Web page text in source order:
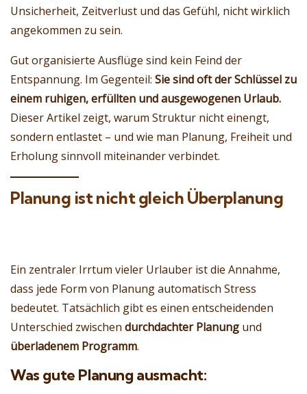
Unsicherheit, Zeitverlust und das Gefühl, nicht wirklich
angekommen zu sein.
Gut organisierte Ausflüge sind kein Feind der
Entspannung. Im Gegenteil: Sie sind oft der Schlüssel zu
einem ruhigen, erfüllten und ausgewogenen Urlaub.
Dieser Artikel zeigt, warum Struktur nicht einengt,
sondern entlastet – und wie man Planung, Freiheit und
Erholung sinnvoll miteinander verbindet.
Planung ist nicht gleich Überplanung
Ein zentraler Irrtum vieler Urlauber ist die Annahme,
dass jede Form von Planung automatisch Stress
bedeutet. Tatsächlich gibt es einen entscheidenden
Unterschied zwischen durchdachter Planung und
überladenem Programm.
Was gute Planung ausmacht: